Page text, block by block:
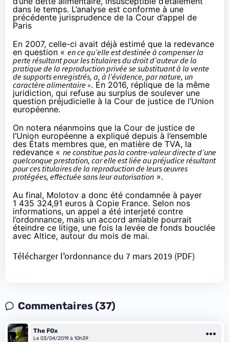
dans le temps. L’analyse est conforme à une
précédente jurisprudence de la Cour d’appel de
Paris
En 2007, celle-ci avait déjà estimé que la redevance
en question « en ce qu’elle est destinée à compenser la
perte résultant pour les titulaires du droit d’auteur de la
pratique de la reproduction privée se substituant à la vente
de supports enregistrés, a, à l’évidence, par nature, un
caractère alimentaire ». En 2016, réplique de la même
juridiction, qui refuse au surplus de soulever une
question préjudicielle à la Cour de justice de l’Union
européenne.
On notera néanmoins que la Cour de justice de
l’Union européenne a expliqué depuis à l’ensemble
des États membres que, en matière de TVA, la
redevance « ne constitue pas la contre-valeur directe d’une
quelconque prestation, car elle est liée au préjudice résultant
pour ces titulaires de la reproduction de leurs œuvres
protégées, effectuée sans leur autorisation ».
Au final, Molotov a donc été condamnée à payer
1 435 324,91 euros à Copie France. Selon nos
informations, un appel a été interjeté contre
l’ordonnance, mais un accord amiable pourrait
éteindre ce litige, une fois la levée de fonds bouclée
avec Altice, autour du mois de mai.
Télécharger l'ordonnance du 7 mars 2019 (PDF)
Commentaires (37)
The F0x
Le 03/04/2019 à 10h39